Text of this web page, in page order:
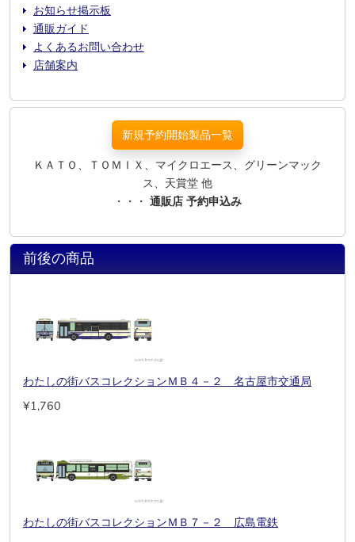
お知らせ掲示板
通販ガイド
よくあるお問い合わせ
店舗案内
新規予約開始製品一覧
ＫＡＴＯ、ＴＯＭＩＸ、マイクロエース、グリーンマック
ス、天賞堂 他
・・・ 通販店 予約申込み
前後の商品
わたしの街バスコレクションＭＢ４－２ 名古屋市交通局
¥1,760
わたしの街バスコレクションＭＢ７－２ 広島電鉄